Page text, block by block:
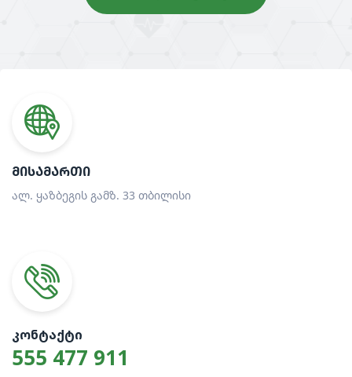
ᲛᲘᲡᲐᲛᲐᲠᲗᲘ
ალ. ყაზბეგის გამზ. 33 თბილისი
ᲙᲝᲜᲢᲐᲥᲢᲘ
555 477 911